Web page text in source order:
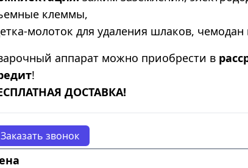
клеммы,
молоток для удаления шлаков, чемодан
аппарат можно приобрести в
!
ДОСТАВКА!
Заказать звонок